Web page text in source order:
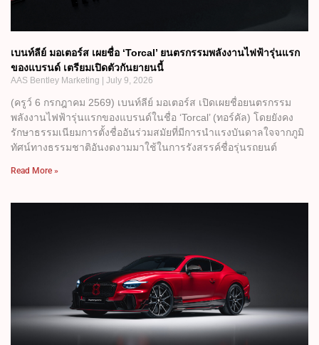
เบนท์ลีย์ มอเตอร์ส เผยชื่อ ‘Torcal’ ยนตรกรรมพลังงานไฟฟ้ารุ่นแรก
ของแบรนด์ เตรียมเปิดตัวกันยายนนี้
AAS Bentley Marketing July 9, 2026
(ครูว์ 6 กรกฎาคม 2569) เบนท์ลีย์ มอเตอร์ส เปิดเผยชื่อยนตรกรรม
พลังงานไฟฟ้ารุ่นแรกของแบรนด์ในชื่อ ‘Torcal’ (ทอร์คัล) โดยยังคง
รักษาธรรมเนียมการตั้งชื่ออันร่วมสมัยที่มีการนำแรงบันดาลใจจากภูมิ
ทัศน์ทางธรรมชาติอันงดงามมาใช้ในการรังสรรค์ชื่อรุ่นรถยนต์
Read More »